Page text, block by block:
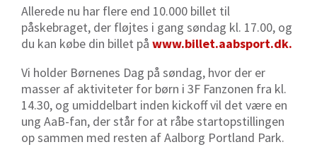
Allerede nu har flere end 10.000 billet til
påskebraget, der fløjtes i gang søndag kl. 17.00, og
du kan købe din billet på www.billet.aabsport.dk.
Vi holder Børnenes Dag på søndag, hvor der er
masser af aktiviteter for børn i 3F Fanzonen fra kl.
14.30, og umiddelbart inden kickoff vil det være en
ung AaB-fan, der står for at råbe startopstillingen
op sammen med resten af Aalborg Portland Park.